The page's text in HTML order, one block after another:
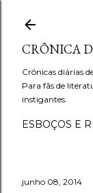
CRÔNICA
Crônicas diárias
Para fãs de
instigantes.
ESBOÇOS E
junho 08, 2014